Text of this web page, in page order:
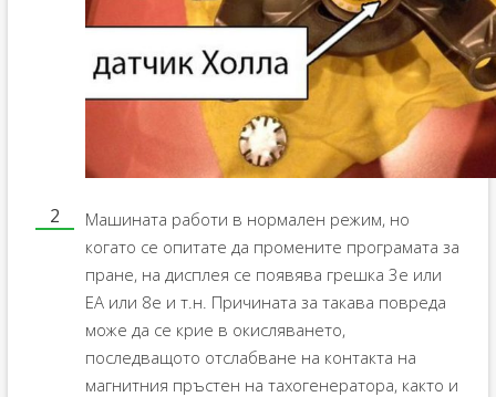
Машината работи в нормален режим, но
когато се опитате да промените програмата за
пране, на дисплея се появява грешка 3e или
EA или 8e и т.н. Причината за такава повреда
може да се крие в окисляването,
последващото отслабване на контакта на
магнитния пръстен на тахогенератора, както и